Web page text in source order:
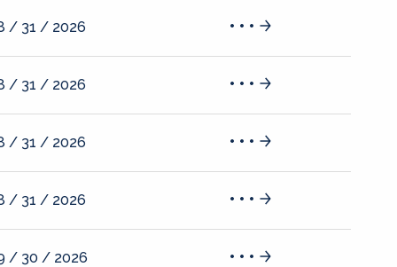
/ 31 / 2026
/ 31 / 2026
/ 31 / 2026
/ 31 / 2026
/ 30 / 2026